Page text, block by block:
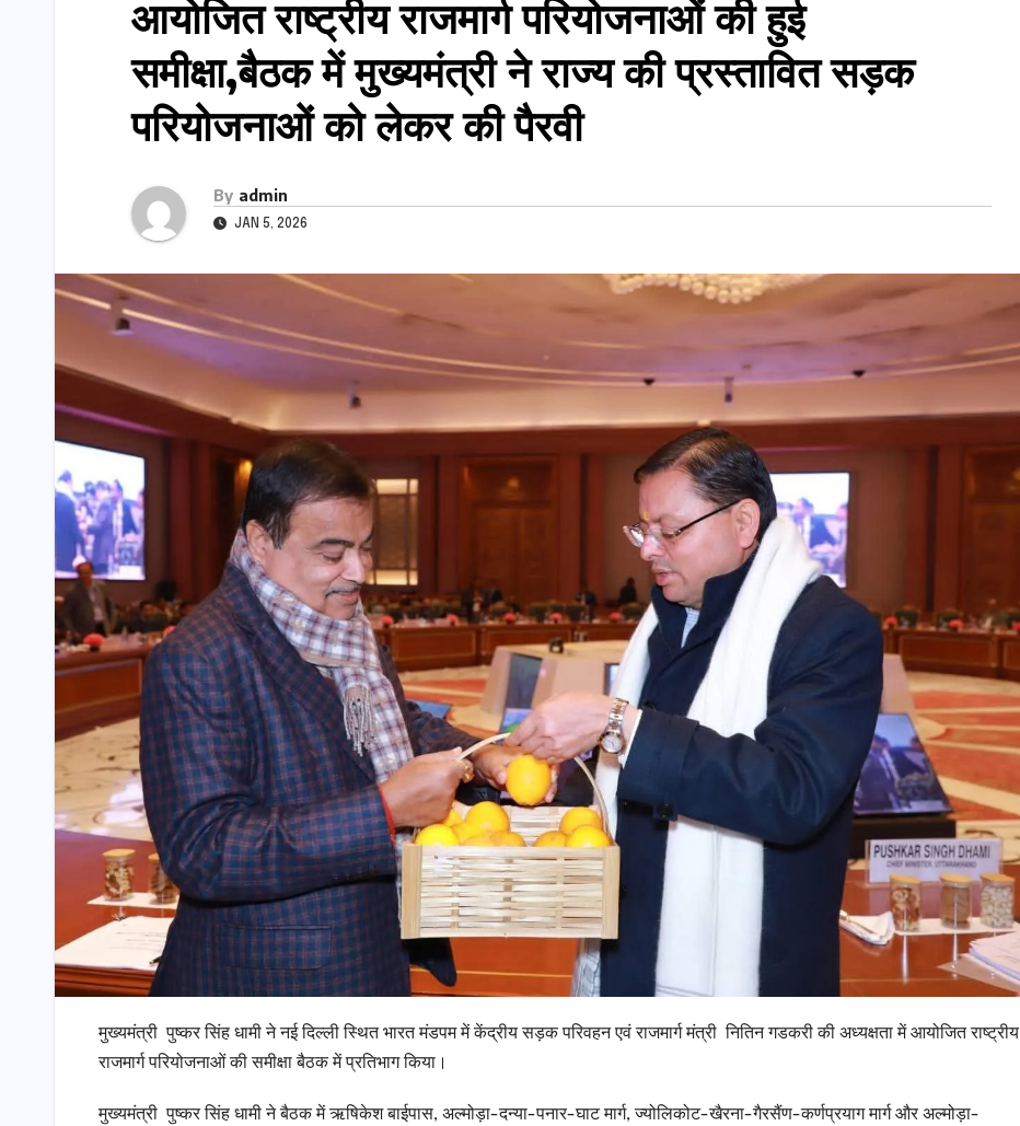
आयोजित राष्ट्रीय राजमार्ग परियोजनाओं की हुई
समीक्षा,बैठक में मुख्यमंत्री ने राज्य की प्रस्तावित सड़क
परियोजनाओं को लेकर की पैरवी
By admin
JAN 5, 2026
मुख्यमंत्री पुष्कर सिंह धामी ने नई दिल्ली स्थित भारत मंडपम में केंद्रीय सड़क परिवहन एवं राजमार्ग मंत्री नितिन गडकरी की अध्यक्षता में आयोजित राष्ट्रीय
राजमार्ग परियोजनाओं की समीक्षा बैठक में प्रतिभाग किया।
मुख्यमंत्री पुष्कर सिंह धामी ने बैठक में ऋषिकेश बाईपास, अल्मोड़ा-दन्या-पनार-घाट मार्ग, ज्योलिकोट-खैरना-गैरसैंण-कर्णप्रयाग मार्ग और अल्मोड़ा-